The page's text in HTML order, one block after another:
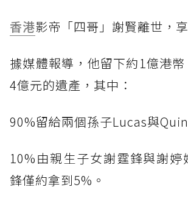
香港影帝「四哥」謝賢離世，
據媒體報導，他留下約1億港
4億元的遺產，其中：
90%留給兩個孫子Lucas與
10%由親生子女謝霆鋒與謝婷
鋒僅約拿到5%。